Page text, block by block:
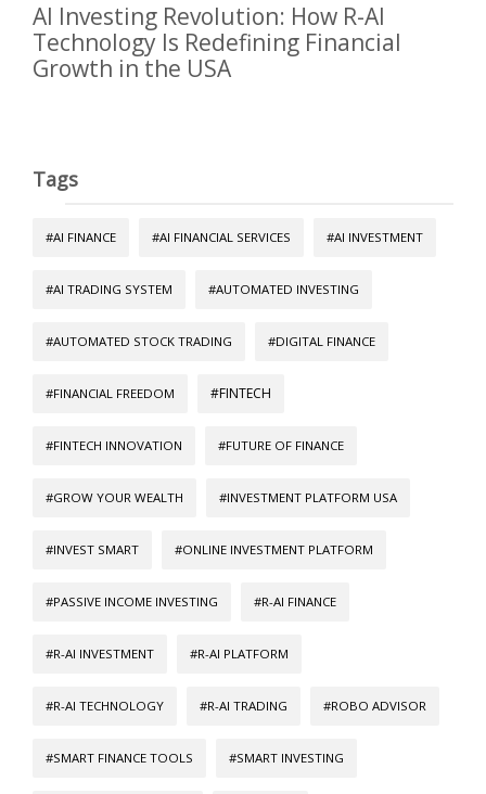
AI Investing Revolution: How R-AI
Technology Is Redefining Financial
Growth in the USA
Tags
#AI FINANCE #AI FINANCIAL SERVICES #AI INVESTMENT
#AI TRADING SYSTEM #AUTOMATED INVESTING
#AUTOMATED STOCK TRADING #DIGITAL FINANCE
#FINANCIAL FREEDOM #FINTECH
#FINTECH INNOVATION #FUTURE OF FINANCE
#GROW YOUR WEALTH #INVESTMENT PLATFORM USA
#INVEST SMART #ONLINE INVESTMENT PLATFORM
#PASSIVE INCOME INVESTING #R-AI FINANCE
#R-AI INVESTMENT #R-AI PLATFORM
#R-AI TECHNOLOGY #R-AI TRADING #ROBO ADVISOR
#SMART FINANCE TOOLS #SMART INVESTING